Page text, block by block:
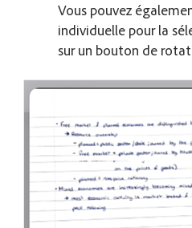
Vous pouvez
individuelle pour la
sur un bouton de